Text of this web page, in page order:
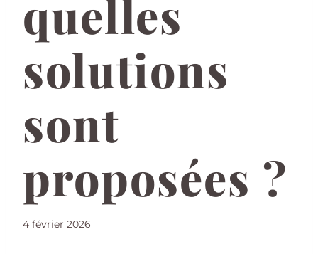
quelles
solutions
sont
proposées ?
4 février 2026